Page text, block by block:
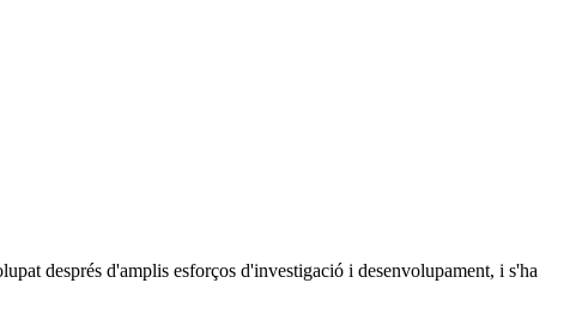
després d'amplis esforços d'investigació i desenvolupament, i s'ha